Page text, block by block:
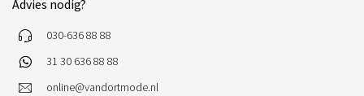
Advies nodig?
030-636 88 88
31 30 636 88 88
online@vandortmode.nl